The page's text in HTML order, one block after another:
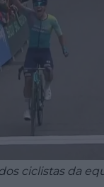
ciclistas da